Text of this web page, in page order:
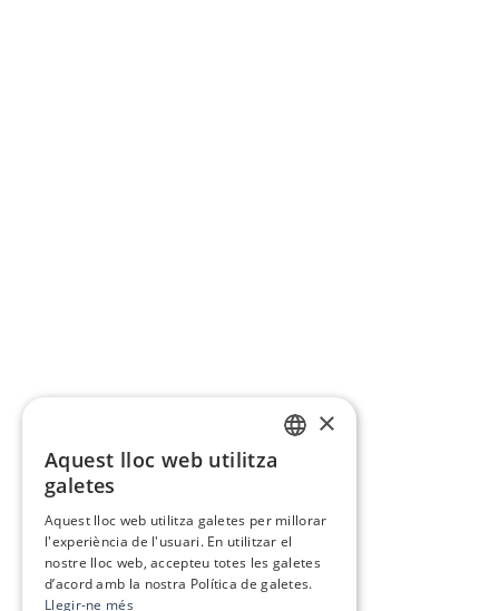
×
Aquest lloc web utilitza
galetes
Aquest lloc web utilitza galetes per millorar
l'experiència de l'usuari. En utilitzar el
nostre lloc web, accepteu totes les galetes
d’acord amb la nostra Política de galetes.
Llegir-ne més